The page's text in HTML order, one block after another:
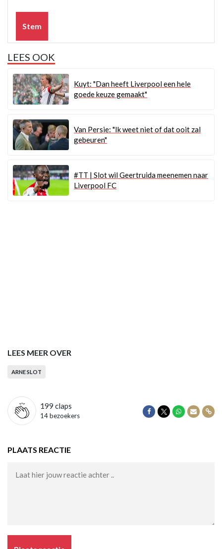
Stem
LEES OOK
Kuyt: "Dan heeft Liverpool een hele
goede keuze gemaakt"
Van Persie: "Ik weet niet of dat ooit zal
gebeuren"
#TT | Slot wil Geertruida meenemen naar
Liverpool FC
LEES MEER OVER
ARNE SLOT
199 claps
14 bezoekers
Delen op Facebook
Delen op Twitter
Delen op
Delen
PLAATS REACTIE